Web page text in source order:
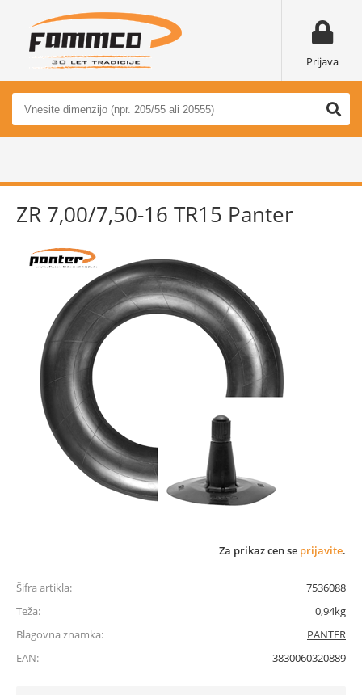
Prijava
ZR 7,00/7,50-16 TR15 Panter
Za prikaz cen se prijavite.
Šifra artikla:
7536088
Teža:
0,94kg
Blagovna znamka:
PANTER
EAN:
3830060320889